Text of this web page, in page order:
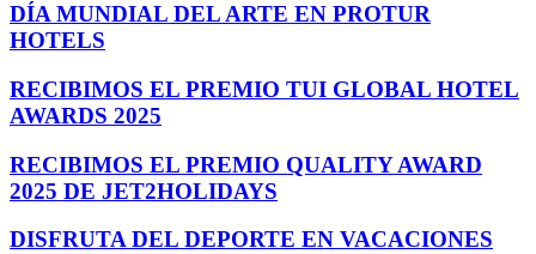
DÍA MUNDIAL DEL ARTE EN PROTUR
HOTELS
RECIBIMOS EL PREMIO TUI GLOBAL HOTEL
AWARDS 2025
RECIBIMOS EL PREMIO QUALITY AWARD
2025 DE JET2HOLIDAYS
DISFRUTA DEL DEPORTE EN VACACIONES